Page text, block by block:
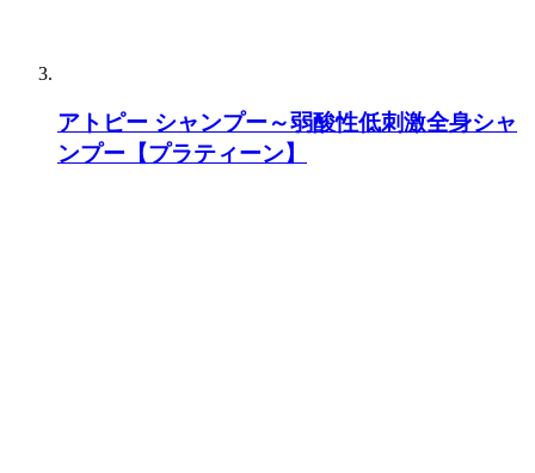
アトピー シャンプー～弱酸性低刺激全身シャ
ンプー【プラティーン】